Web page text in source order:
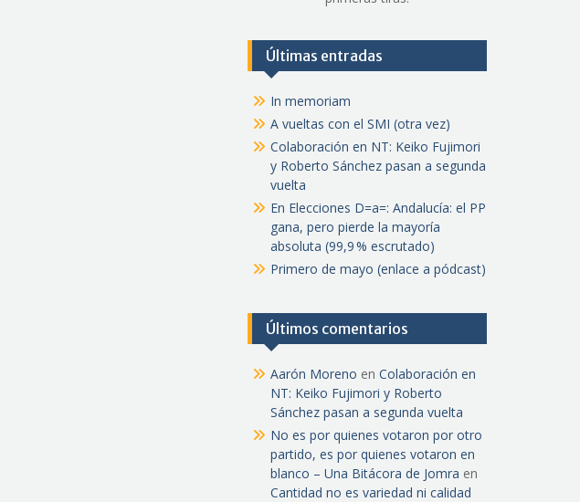
Últimas entradas
In memoriam
A vueltas con el SMI (otra vez)
Colaboración en NT: Keiko Fujimori
y Roberto Sánchez pasan a segunda
vuelta
En Elecciones D=a=: Andalucía: el PP
gana, pero pierde la mayoría
absoluta (99,9 % escrutado)
Primero de mayo (enlace a pódcast)
Últimos comentarios
Aarón Moreno en Colaboración en
NT: Keiko Fujimori y Roberto
Sánchez pasan a segunda vuelta
No es por quienes votaron por otro
partido, es por quienes votaron en
blanco – Una Bitácora de Jomra en
Cantidad no es variedad ni calidad